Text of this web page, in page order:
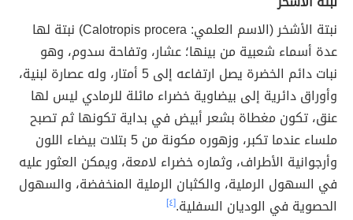
نبتة الأشخر (الاسم العلمي: Calotropis procera) نبتة لها
عدة أسماء شعبية من بينها؛ عشار، وتفاحة سدوم، وهو
نبات دائم الخضرة يصل ارتفاعه إلى 5 أمتار، وله عصارة لبنية،
وأوراق دائرية إلى بيضاوية خضراء مائلة للرمادي ليس لها
عنق، تكون مغطاة بشعر أبيض في بداية تكونها ثم تصبح
ملساء عندما تكبر، وزهوره مكونة من 5 بتلات بيضاء اللون
وأرجوانية الأطراف، وثماره خضراء لامعة، ويمكن العثور عليه
في السهول الرملية، والكثبان الرملية المنخفضة، والسهول
الحصوية في الوديان السفلية.[٤]